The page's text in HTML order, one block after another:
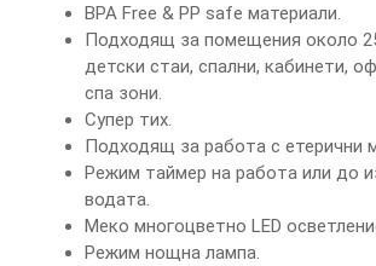
BPA Free & PP safe материали.
Подходящ за помещения около
детски стаи, спални, кабинети,
спа зони.
Супер тих.
Подходящ за работа с етерични
Режим таймер на работа или до
водата.
Меко многоцветно LED
Режим нощна лампа.